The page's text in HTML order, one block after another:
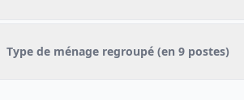
Type de ménage regroupé (en 9 postes)